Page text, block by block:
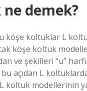
demek?
köşe koltuklar L
köşe koltuk
ve şekilleri “u”
açıdan L
koltuk modellerinin